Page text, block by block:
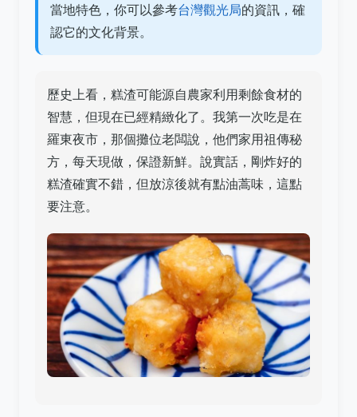
當地特色，你可以參考台灣觀光局的資訊，確
認它的文化背景。
歷史上看，糕渣可能源自農家利用剩餘食材的
智慧，但現在已經精緻化了。我第一次吃是在
羅東夜市，那個攤位老闆說，他們家用祖傳秘
方，每天現做，保證新鮮。說實話，剛炸好的
糕渣確實不錯，但放涼後就有點油蒿味，這點
要注意。